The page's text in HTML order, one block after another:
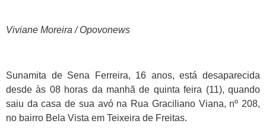
Viviane Moreira / Opovonews
Sunamita de Sena Ferreira, 16 anos, está desaparecida
desde às 08 horas da manhã de quinta feira (11), quando
saiu da casa de sua avó na Rua Graciliano Viana, nº 208,
no bairro Bela Vista em Teixeira de Freitas.